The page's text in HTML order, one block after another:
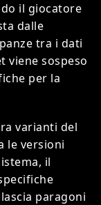
il giocatore
dalle
tra i dati
viene sospeso
per la
varianti del
le versioni
il
paragoni